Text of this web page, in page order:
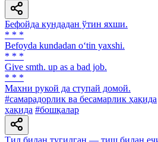
Бефойда кундадан ўтин яхши.
* * *
Befoyda kundadan o‘tin yaxshi.
* * *
Give smth. up as a bad job.
* * *
Махни рукой да ступай домой.
#самарадорлик ва бесамарлик ҳақида
ҳақида #бошқалар